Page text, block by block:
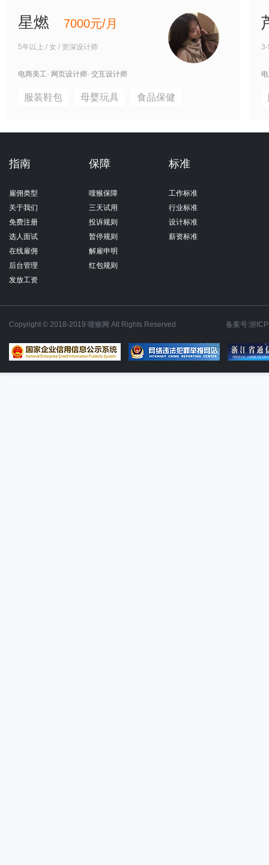
星燃 7000元/月
5年以上 / 女 / 资深设计师
电商美工· 网页设计师· 交互设计师
服装鞋包 母婴玩具 食品保健
3-
指南
雇佣类型
关于我们
免费注册
选人面试
在线雇佣
后台管理
发放工资
保障
嗖猴保障
三天试用
投诉规则
暂停规则
解雇申明
红包规则
标准
工作标准
行业标准
设计标准
薪资标准
Copyright © 2018-2019 嗖猴网 All Rights Reserved 备案号:浙